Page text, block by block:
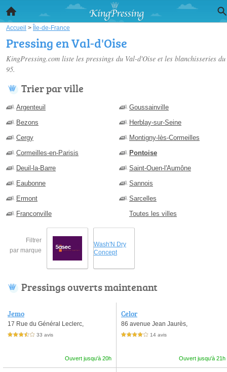
Accueil > Île-de-France
Pressing en Val-d'Oise
KingPressing.com liste les pressings du Val-d'Oise et les blanchisseries du
95.
Trier par ville
Argenteuil
Bezons
Cergy
Cormeilles-en-Parisis
Deuil-la-Barre
Eaubonne
Ermont
Franconville
Goussainville
Herblay-sur-Seine
Montigny-lès-Cormeilles
Pontoise
Saint-Ouen-l'Aumône
Sannois
Sarcelles
Toutes les villes
Filtrer
par marque
Wash'N Dry
Concept
Pressings ouverts maintenant
Jemo
17 Rue du Général Leclerc,
3,5 étoiles sur 5 33 avis
Ouvert jusqu'à 20h
Celor
86 avenue Jean Jaurès,
4,0 étoiles sur 5 14 avis
Ouvert jusqu'à 21h